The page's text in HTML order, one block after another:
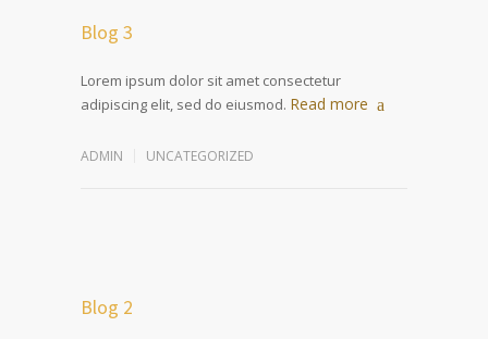
Blog 3
Lorem ipsum dolor sit amet consectetur
adipiscing elit, sed do eiusmod. Read more
ADMIN UNCATEGORIZED
Blog 2